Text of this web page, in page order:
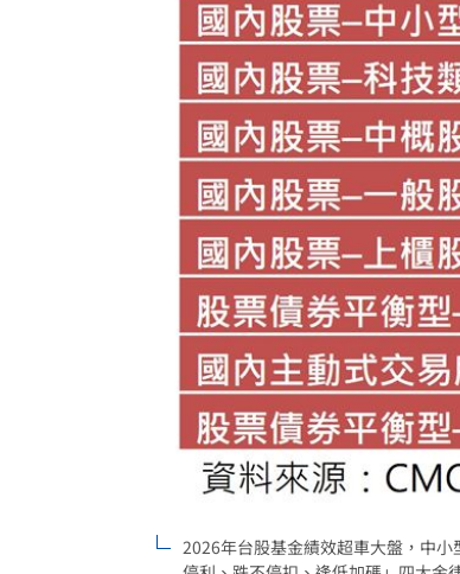
2026年台股基金績效超車大盤，中